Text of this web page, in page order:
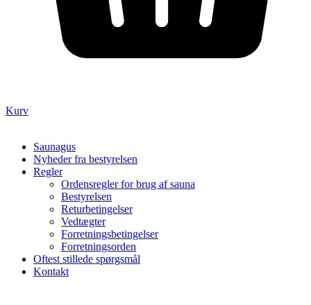
Kurv
Saunagus
Nyheder fra bestyrelsen
Regler
Ordensregler for brug af sauna
Bestyrelsen
Returbetingelser
Vedtægter
Forretningsbetingelser
Forretningsorden
Oftest stillede spørgsmål
Kontakt